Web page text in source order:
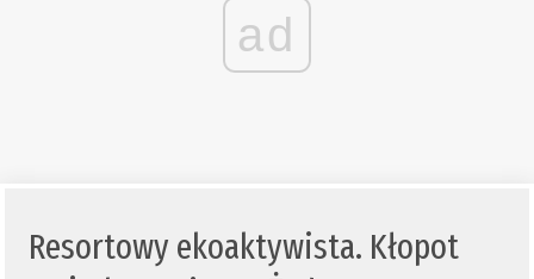
ad
Resortowy ekoaktywista. Kłopot